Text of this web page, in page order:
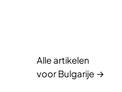
Alle artikelen
voor Bulgarije →